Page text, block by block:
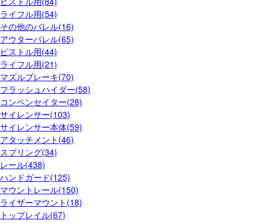
ライフル用(54)
その他のバレル(16)
アウターバレル(65)
ピストル用(44)
ライフル用(21)
マズルブレーキ(70)
フラッシュハイダー(58)
コンペンセイター(28)
サイレンサー(103)
サイレンサー本体(59)
アタッチメント(46)
スプリング(34)
レール(438)
ハンドガード(125)
マウントレール(150)
ライザーマウント(18)
トップレイル(67)